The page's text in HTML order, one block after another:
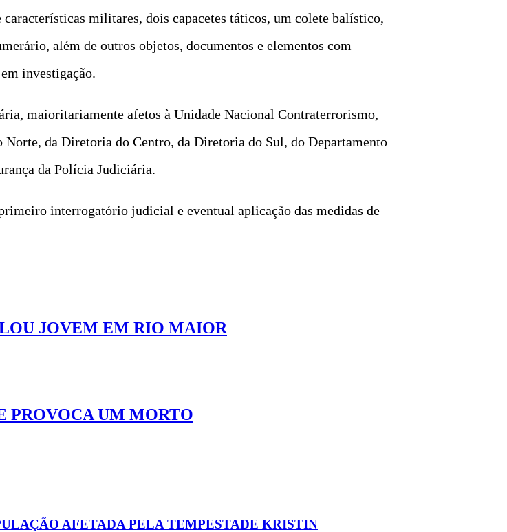
militares, dois capacetes táticos, um colete balístico,
além de outros objetos, documentos e elementos com
investigação.
maioritariamente afetos à Unidade Nacional Contraterrorismo,
da Diretoria do Centro, da Diretoria do Sul, do Departamento
da Polícia Judiciária.
interrogatório judicial e eventual aplicação das medidas de
JOVEM EM RIO MAIOR
PROVOCA UM MORTO
AFETADA PELA TEMPESTADE KRISTIN